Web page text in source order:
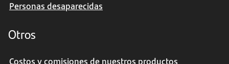
Personas desaparecidas
Otros
Costos y comisiones de nuestros productos